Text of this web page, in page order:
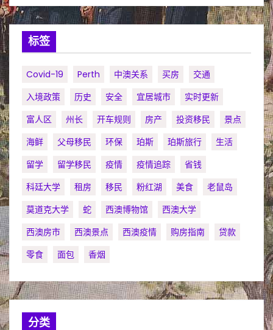
标签
Covid-19 Perth 中澳关系 买房
交通
入境政策
历史 安全 宜居城市
实时更新
富人区
州长 开车规则 房产 投资移民
景点
海鲜
父母移民 环保 珀斯 珀斯旅行
生活
留学
留学移民 疫情 疫情追踪
省钱
科廷大学
租房 移民 粉红湖 美食
老鼠岛
莫道克大学
蛇 西澳博物馆
西澳大学
西澳房市
西澳景点 西澳疫情 购房指南
贷款
零食
面包 香烟
分类